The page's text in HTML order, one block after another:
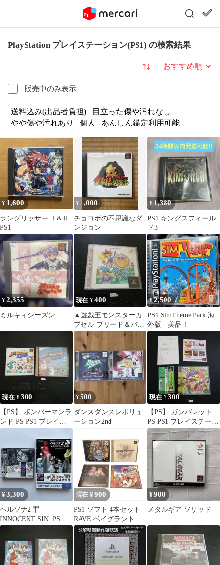
PlayStation プレイステーション(PS1) の検索結果
販売中のみ表示
並び替え
送料込み(出品者負担)
目立った傷や汚れなし
やや傷や汚れあり
個人 あんしん鑑定利用可能
¥ 1,600
ラングリッサー Ⅰ&Ⅱ
PS1
¥ 1,000
チョコボの不思議なダ
ンジョン
¥ 1,380
PS1 キングスフィール
ド3
¥2,355
ミルキィシーズン
現在 ¥400
▲遊戯王モンスターカ
プセル ブリード＆バト
ル PS1 PS プレイステ
ーション
¥2,500
PS1 SimTheme Park 海
外版 美品！
現在 ¥300
【PS】 ボンバーマンラ
ンド PS PS1 プレイス
テーション
¥500
ダンスダンスレボリュ
ーション2nd
現在 ¥300
【PS】 ガンバレット
PS PS1 プレイステーシ
ョン
¥3,300
ペルソナ2 罪
INNOCENT SIN. PS版
＋公式ガイドブック初
現在 ¥ 900
PS1 ソフト 4本セット
RAVE ベイグラントス
トーリー 他
¥900
メタルギア ソリッド